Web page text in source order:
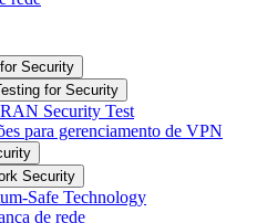
Security
for Security
Security Test
para gerenciamento de VPN
Security
Safe Technology
de rede